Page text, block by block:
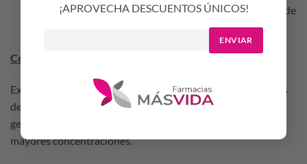
¡APROVECHA DESCUENTOS ÚNICOS!
ENVIAR
opción ideal para combinar con nuestro protector solar de
Cómo se utiliza
Existen diferentes productos con niacinamida, desde leches
de limpieza, tónicos hasta cremas y protección solar. En
general, en los sérums y cremas es donde se encuentran las
mayores concentraciones.